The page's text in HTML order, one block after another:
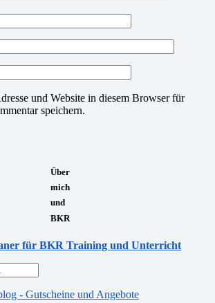
und Website in diesem Browser für
speichern.
Über
mich
und
BKR
für BKR Training und Unterricht